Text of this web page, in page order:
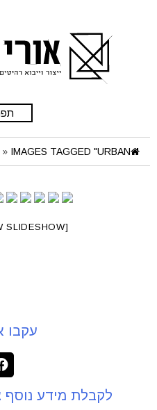
» IMAGES TAGGED "URBAN"
[SHOW SLIDESHOW]
עקבו
לקבלת מידע נוסף